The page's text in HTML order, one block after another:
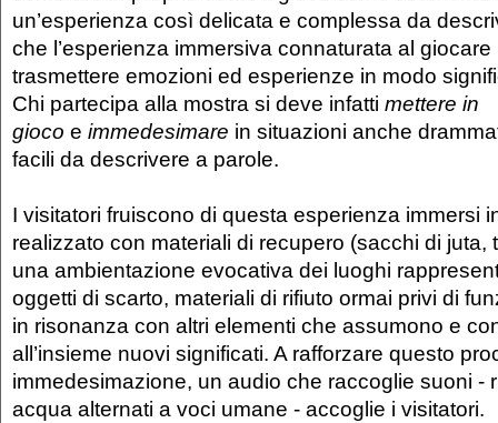
un’esperienza così delicata e complessa da
che l’esperienza immersiva connaturata al
trasmettere emozioni ed esperienze in modo
Chi partecipa alla mostra si deve infatti mettere in
gioco e immedesimare in situazioni anche
facili da descrivere a parole.
I visitatori fruiscono di questa esperienza immersi
realizzato con materiali di recupero (sacchi di juta,
una ambientazione evocativa dei luoghi
oggetti di scarto, materiali di rifiuto ormai privi di
in risonanza con altri elementi che assumono e
all’insieme nuovi significati. A rafforzare questo
immedesimazione, un audio che raccoglie suoni -
acqua alternati a voci umane - accoglie i visitatori.